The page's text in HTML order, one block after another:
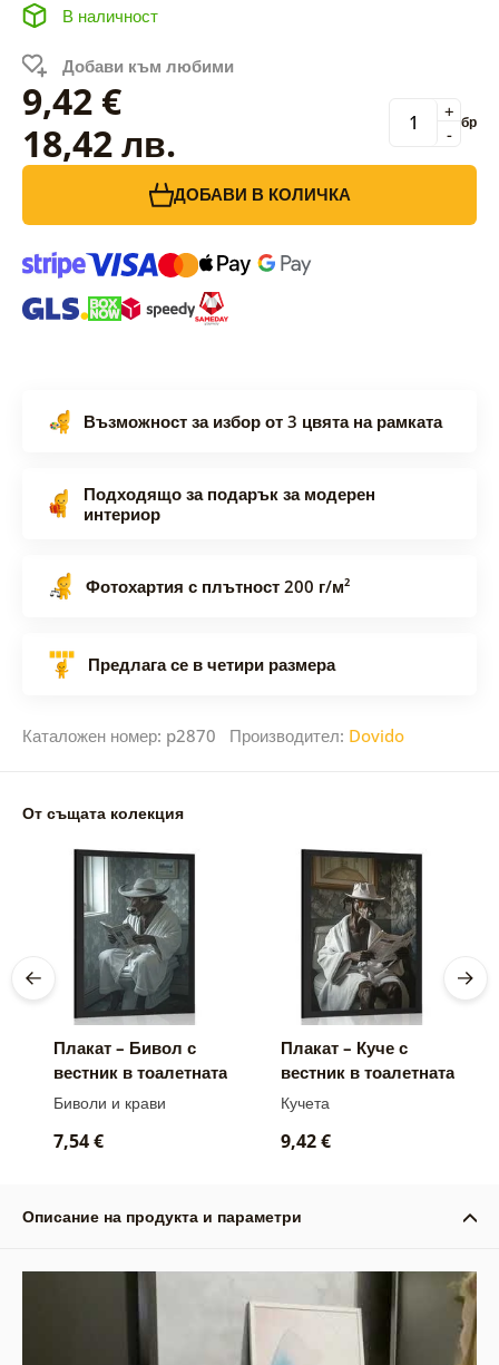
В наличност
Добави към любими
9,42 €
18,42 лв.
-
+ бр
ДОБАВИ В КОЛИЧКА
Възможност за избор от 3 цвята на рамката
Подходящо за подарък за модерен
интериор
Фотохартия с плътност 200 г/м²
Предлага се в четири размера
Каталожен номер: p2870 Производител: Dovido
От същата колекция
Плакат – Бивол с
вестник в тоалетната
Биволи и крави
7,54 €
Плакат – Куче с
вестник в тоалетната
Кучета
9,42 €
Описание на продукта и параметри